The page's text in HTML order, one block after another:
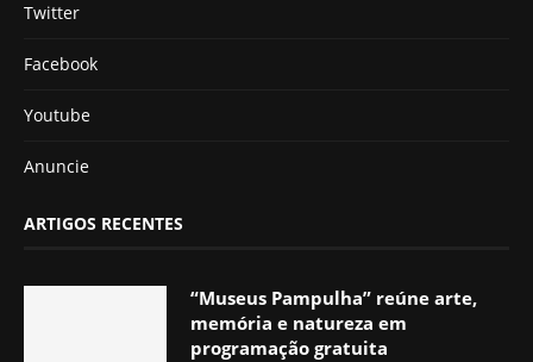
Twitter
Facebook
Youtube
Anuncie
ARTIGOS RECENTES
“Museus Pampulha” reúne arte,
memória e natureza em
programação gratuita